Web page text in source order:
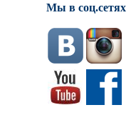
Мы в соц.сетях